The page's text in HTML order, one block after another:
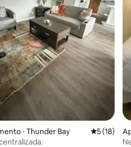
média de 5, 17 avaliações
⋅ Thunder Bay 5 de uma
5 (18)